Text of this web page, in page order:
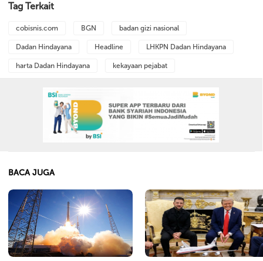
Tag Terkait
cobisnis.com BGN badan gizi nasional
Dadan Hindayana Headline LHKPN Dadan Hindayana
harta Dadan Hindayana kekayaan pejabat
BACA JUGA